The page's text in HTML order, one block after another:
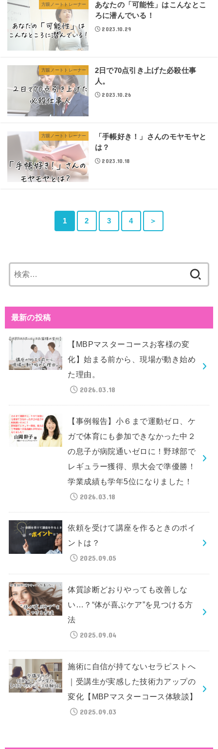
方眼ノートトレーナー
あなたの「可能性」はこんなとこ
ろに潜んでいる！
2023.10.29
方眼ノートトレーナー
2日で70点引き上げた必殺仕事
人。
2023.10.26
方眼ノートトレーナー
「手帳好き！」さんのモヤモヤと
は？
2023.10.18
1 2 3 4 ＞
索:
最新の投稿
【MBPマスターコースお客様の変
化】始まる前から、現場が動き始め
た理由。
2026.03.18
【事例報告】小６まで運動ゼロ、ケ
ガで体育にも参加できなかった中２
の息子が病院通いゼロに！野球部で
レギュラー獲得、県大会で準優勝！
学業成績も学年5位になりました！
2026.03.18
依頼を受けて講座を作るときのポイ
ントは？
2025.09.05
体質診断どおりやっても改善しな
い…？“体が喜ぶケア”を見つける方
法
2025.09.04
施術に自信が持てないセラピストへ
｜受講生が実感した技術力アップの
変化【MBPマスターコース体験談】
2025.09.03